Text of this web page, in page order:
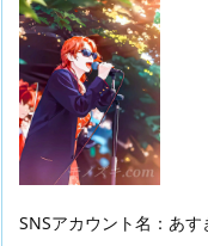
SNSアカウント名：あ